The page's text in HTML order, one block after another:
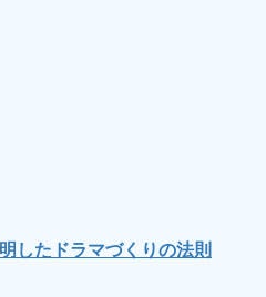
したドラマづくりの法則